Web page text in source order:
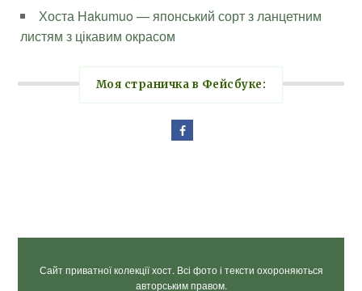
Хоста Hakumuo — японський сорт з ланцетним
листям з цікавим окрасом
Моя страничка в Фейсбуке:
Сайт приватної колекції хост. Всі фото і тексти охороняються
авторським правом.